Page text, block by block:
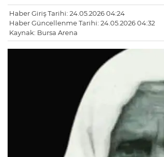
Haber Giriş Tarihi: 24.05.2026 04:24
Haber Güncellenme Tarihi: 24.05.2026 04:32
Kaynak: Bursa Arena